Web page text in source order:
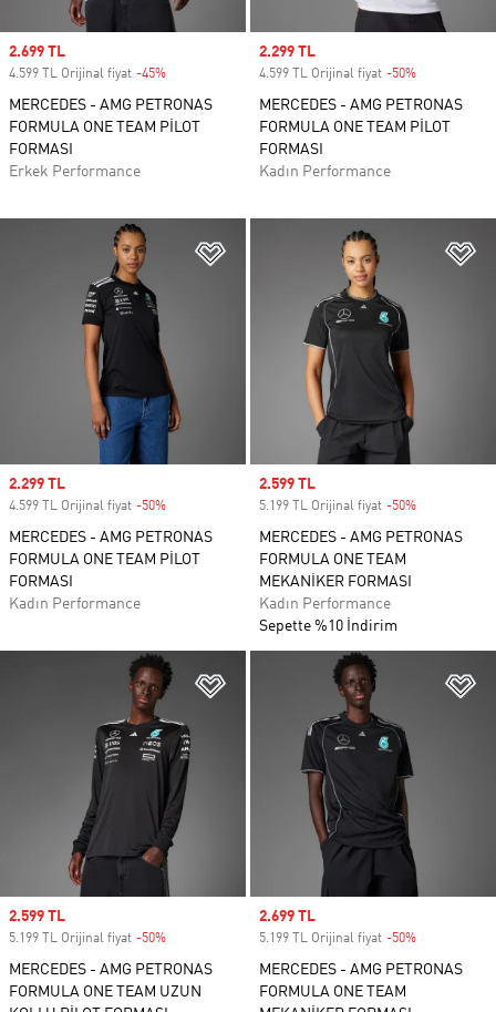
Sale price
2.699 TL
4.599 TL Orijinal fiyat -45%
MERCEDES - AMG PETRONAS
FORMULA ONE TEAM PİLOT
FORMASI
Erkek Performance
Sale price
2.299 TL
4.599 TL Orijinal fiyat -50%
MERCEDES - AMG PETRONAS
FORMULA ONE TEAM PİLOT
FORMASI
Kadın Performance
Favori Listesine Ekle
Sale price
2.299 TL
4.599 TL Orijinal fiyat -50%
MERCEDES - AMG PETRONAS
FORMULA ONE TEAM PİLOT
FORMASI
Kadın Performance
Sale price
2.599 TL
5.199 TL Orijinal fiyat -50%
MERCEDES - AMG PETRONAS
FORMULA ONE TEAM
MEKANİKER FORMASI
Kadın Performance
Sepette %10 İndirim
Favori Listesine Ekle
Sale price
2.599 TL
5.199 TL Orijinal fiyat -50%
MERCEDES - AMG PETRONAS
FORMULA ONE TEAM UZUN
Sale price
2.699 TL
5.199 TL Orijinal fiyat -50%
MERCEDES - AMG PETRONAS
FORMULA ONE TEAM